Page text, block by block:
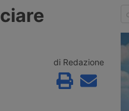
Programmazione Economica ha
quattordici interventi in nove porti
italiani, tra opere nuove a Trieste,
rifinanziamento di progetti già
avviati in altri sei scali.
di Redazione